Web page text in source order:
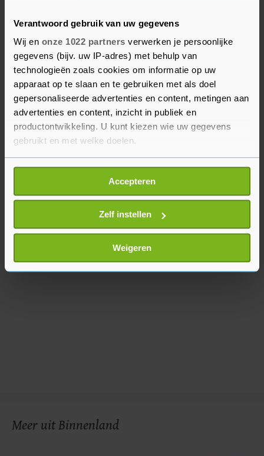
Verantwoord gebruik van uw gegevens
Wij en onze 1022 partners verwerken je persoonlijke
gegevens (bijv. uw IP-adres) met behulp van
technologieën zoals cookies om informatie op uw
apparaat op te slaan en te gebruiken met als doel
gepersonaliseerde advertenties en content, metingen aan
advertenties en content, inzicht in publiek en
productontwikkeling. U kunt kiezen wie uw gegevens
gebruikt en met welke doelen.
Als u het toestaat, willen we ook graag:
Informatie verzamelen over uw geografische
locatie, die tot een paar meter nauwkeurig kan zijn
Uw apparaat identificeren door het actief te
scannen op specifieke eigenschappen (fingerprinting)
Lees meer over hoe uw persoonlijke gegevens worden
verwerkt en stel uw voorkeuren in het
U kunt uw toestemming op elk moment wijzigen of
Accepteren
Zelf instellen
Weigeren
1948 naar Israël verhuisd en heeft daar een leven
opgebouwd. We vonden het belangrijk dat we hen
via het Israëlische staatshoofd konden laten
representeren."
Dat de komst van Herzog leidde tot
demonstraties is volgens Schrijver "een
toevoeging die we liever niet gezien hadden".
"Maar het is geen reden geweest om anders te
handelen."
Meer uit Binnenland